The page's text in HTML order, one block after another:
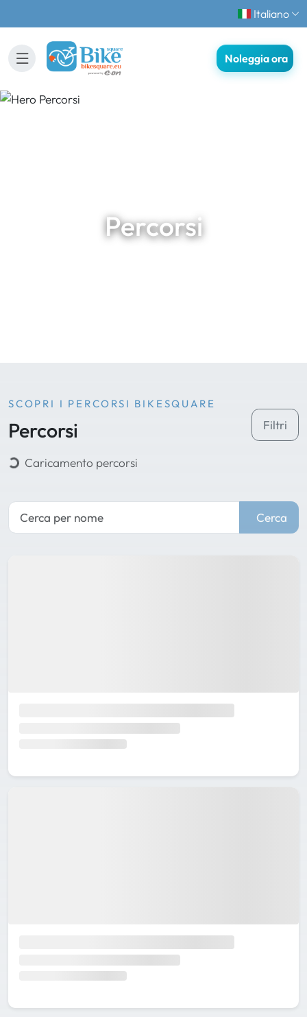
Italiano
Noleggia ora
Percorsi
SCOPRI I PERCORSI BIKESQUARE
Percorsi Filtri
Caricamento percorsi
Cerca